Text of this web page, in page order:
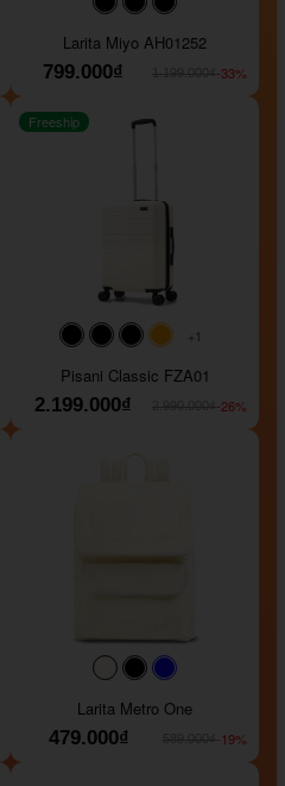
#000000#000000
Larita Miyo AH01252
799.000₫
-33%
#000000#000000#000000
+1
Freeship
Pisani Classic FZA01
2.199.000₫
-26%
#faf0e6#000000
Larita Metro One
479.000₫
-19%